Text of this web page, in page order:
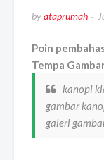
byataprumah
Poin
Tempa
kanopi
gambar
galeri